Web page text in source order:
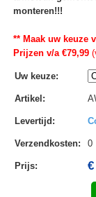
monteren!!!
** Maak uw keuze
Prijzen v/a €79,99
Uw keuze:
Artikel :
Levertijd :
Verzendkosten: 0
Prijs: